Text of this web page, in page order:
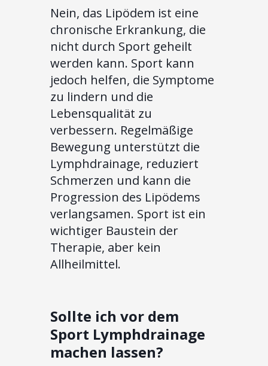
Nein, das Lipödem ist eine
chronische Erkrankung, die
nicht durch Sport geheilt
werden kann. Sport kann
jedoch helfen, die Symptome
zu lindern und die
Lebensqualität zu
verbessern. Regelmäßige
Bewegung unterstützt die
Lymphdrainage, reduziert
Schmerzen und kann die
Progression des Lipödems
verlangsamen. Sport ist ein
wichtiger Baustein der
Therapie, aber kein
Allheilmittel.
Sollte ich vor dem
Sport Lymphdrainage
machen lassen?